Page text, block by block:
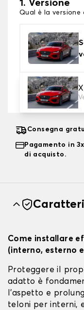
1. Versione
Qual è la versione
2. Livello di
Scegli il telo
Consegna
Pagamento in
di acquisto.
Come installare
(interno, esterno
Proteggere il
adatto è
l'aspetto e
teloni per interni,